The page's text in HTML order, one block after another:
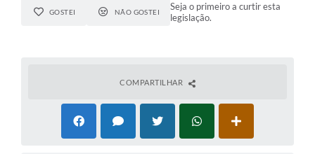
GOSTEI NÃO GOSTEI
Seja o primeiro a curtir esta
legislação.
COMPARTILHAR